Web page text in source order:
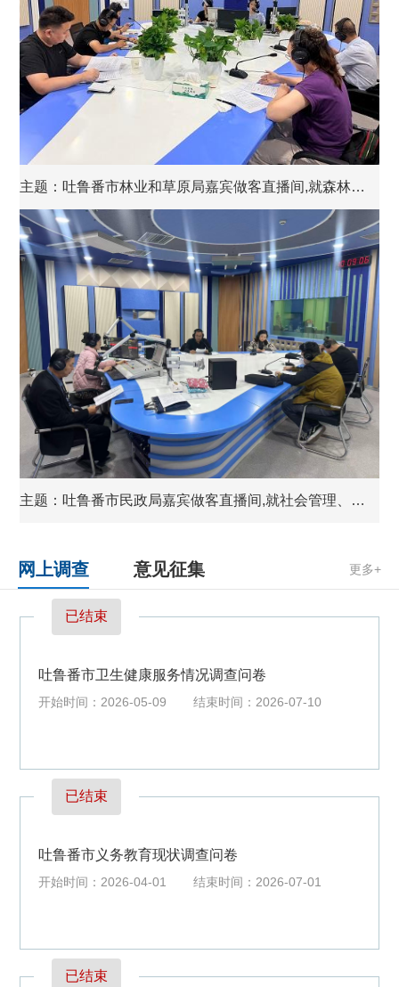
主题： 吐鲁番市林业和草原局嘉宾做客直播间,就森林资源保护、草原...
主题： 吐鲁番市民政局嘉宾做客直播间,就社会管理、社会救助、社会...
网上调查 意见征集 更多+
已结束
吐鲁番市卫生健康服务情况调查问卷
开始时间：2026-05-09 结束时间：2026-07-10
已结束
吐鲁番市义务教育现状调查问卷
开始时间：2026-04-01 结束时间：2026-07-01
已结束